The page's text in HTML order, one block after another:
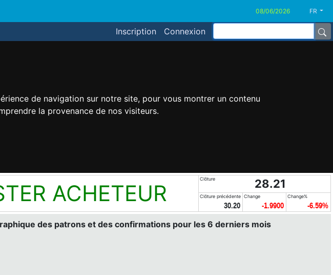
de navigation sur notre site, pour vous montrer un contenu
la provenance de nos visiteurs.
FR
Inscription Connexion
ACHETEUR
Clôture 28.21
Clôture précédente
30.20
Change
-1.9900
Change%
-6.59%
des patrons et des confirmations pour les 6 derniers mois